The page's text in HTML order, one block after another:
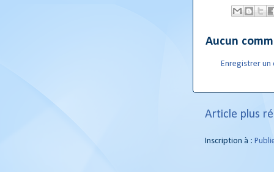
Aucun
Enregistrer
Article plus
Inscription à :